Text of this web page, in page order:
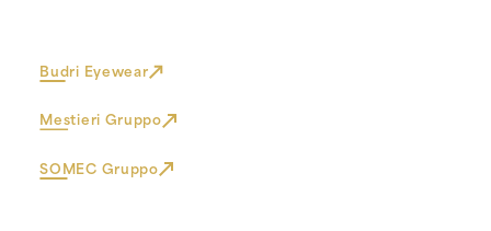
Budri Eyewear
Mestieri Gruppo
SOMEC Gruppo